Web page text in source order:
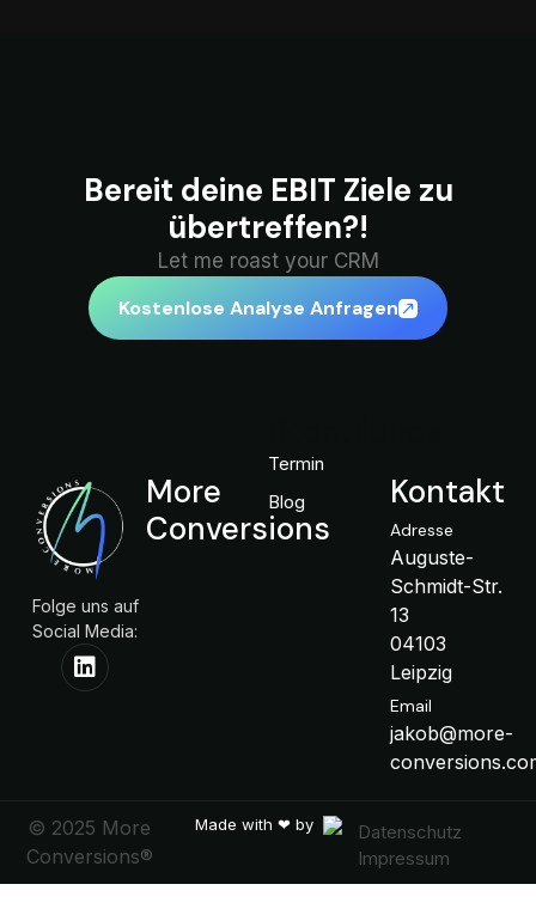
Bereit deine EBIT Ziele zu
übertreffen?!
Let me roast your CRM
Kostenlose Analyse Anfragen
Kontakt
Adresse
Auguste-
Schmidt-Str.
13
04103
Leipzig
Email
jakob@more-
Termin
Blog
More
Conversions
Folge uns auf
Social Media:
Datenschutz
Impressum
Made with ❤ by
© 2025 More
Conversions®